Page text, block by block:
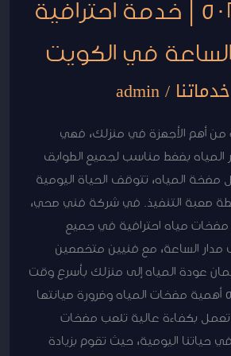
50267365 | خدمة احترافية
في الكويت
خدماتنا /
admin
من أهم الأجهزة في منزلك، فهي
المياه بضغط مناسب لجميع الطوابق
مضخة المياه، تتوقف الحياة اليومية
صعبة التنفيذ. في شركة فني صحي،
مياه احترافية في جميع
الساعة، مع فنيين متخصصين
عودة المياه إلى منزلك بأسرع وقت
ممكن. 50267365 أهمية مضخات المياه وضرورة صيانتها
بكفاءة عالية تلعب مضخات
حياتنا اليومية، حيث تقوم بزيادة